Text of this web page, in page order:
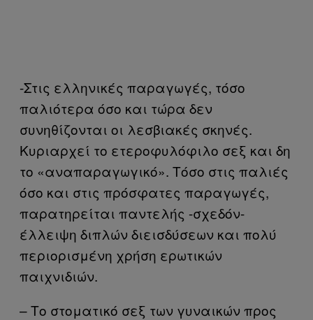
-Στις ελληνικές παραγωγές, τόσο
παλιότερα όσο και τώρα δεν
συνηθίζονται οι λεσβιακές σκηνές.
Κυριαρχεί το ετεροφυλόφιλο σεξ και δη
το «αναπαραγωγικό». Τόσο στις παλιές
όσο και στις πρόσφατες παραγωγές,
παρατηρείται παντελής -σχεδόν-
έλλειψη διπλών διεισδύσεων και πολύ
περιορισμένη χρήση ερωτικών
παιχνιδιών.
– Το στοματικό σεξ των γυναικών προς